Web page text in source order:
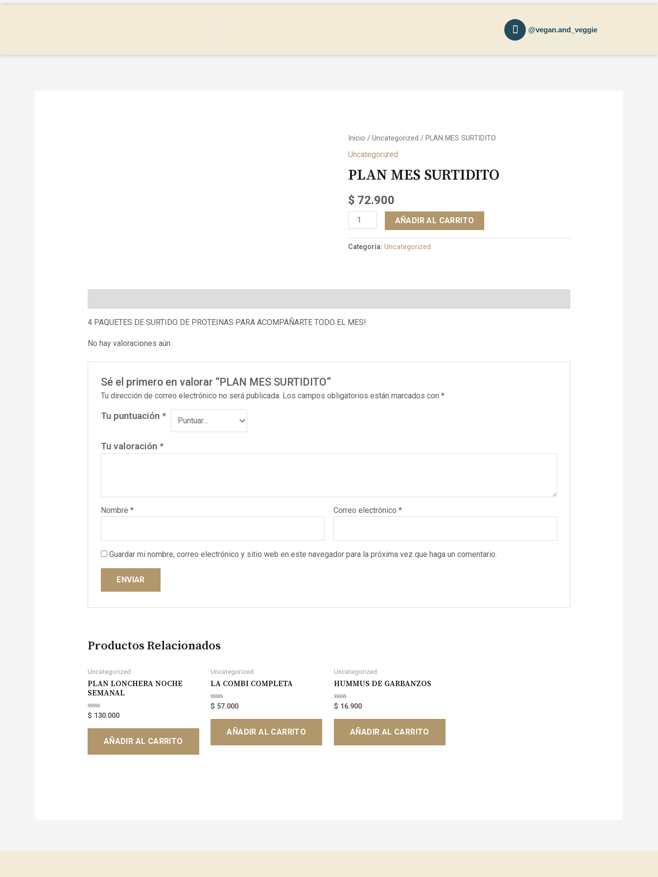
@vegan.and_veggie
Inicio /Uncategorized / PLAN MES SURTIDITO
Uncategorized
PLAN MES SURTIDITO
$ 72.900
AÑADIR AL CARRITO
Categoría:Uncategorized
4 PAQUETES DE SURTIDO DE PROTEINAS PARA ACOMPAÑARTE TODO EL MES!
No hay valoraciones aún.
Sé el primero en valorar “PLAN MES SURTIDITO”
Tu dirección de correo electrónico no será publicada. Los campos obligatorios están marcados con*
Tu puntuación*
Tu valoración*
Nombre* Correo electrónico*
Guardar mi nombre, correo electrónico y sitio web en este navegador para la próxima vez que haga un comentario.
Productos Relacionados
Uncategorized
PLAN LONCHERA NOCHE
SEMANAL
Valorado
en
0
$ 130.000
AÑADIR AL CARRITO
Uncategorized
LA COMBI COMPLETA
Valorado
en
0
$ 57.000
AÑADIR AL CARRITO
Uncategorized
HUMMUS DE GARBANZOS
Valorado
en
0
$ 16.900
AÑADIR AL CARRITO